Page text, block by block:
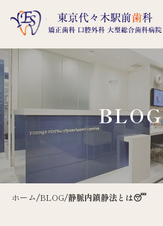
BLOG
ホーム/BLOG/静脈内鎮静法とは😴